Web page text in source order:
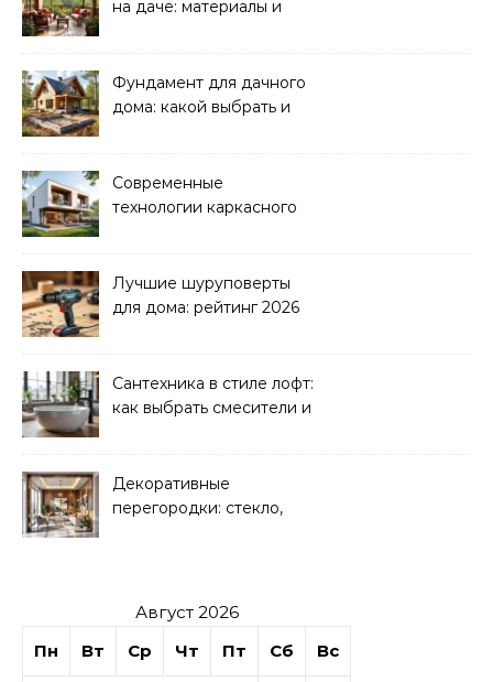
на даче: материалы и
Фундамент для дачного
дома: какой выбрать и
Современные
технологии каркасного
Лучшие шуруповерты
для дома: рейтинг 2026
Сантехника в стиле лофт:
как выбрать смесители и
Декоративные
перегородки: стекло,
Август 2026
Пн
Вт Ср Чт Пт Сб Вс